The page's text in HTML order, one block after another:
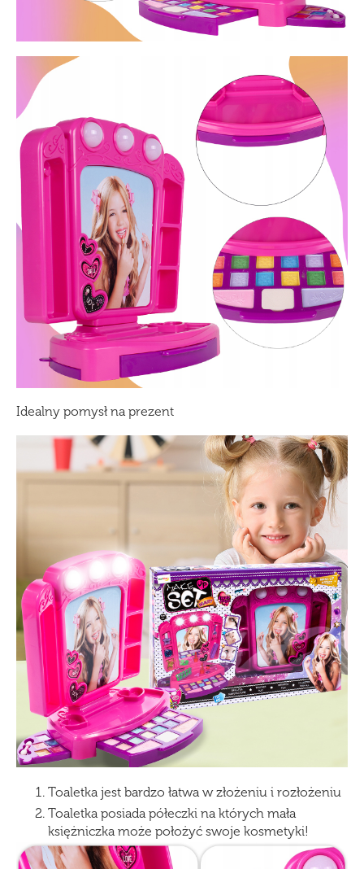
Idealny pomysł na prezent
Toaletka jest bardzo łatwa w złożeniu i rozłożeniu
Toaletka posiada półeczki na których mała
księżniczka może położyć swoje kosmetyki!